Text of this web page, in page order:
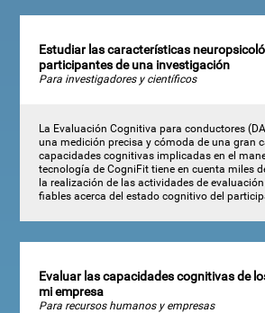
Estudiar las características
participantes de una investigación
Para investigadores y científicos
La Evaluación Cognitiva para conductores
una medición precisa y cómoda de una gran
capacidades cognitivas implicadas en el
tecnología de CogniFit tiene en cuenta miles
la realización de las actividades de
fiables acerca del estado cognitivo del
Evaluar las capacidades cognitivas de
mi empresa
Para recursos humanos y empresas